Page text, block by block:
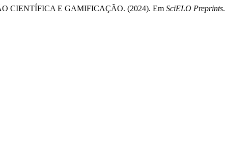
CIENTÍFICA E GAMIFICAÇÃO. (2024). Em SciELO Preprints.